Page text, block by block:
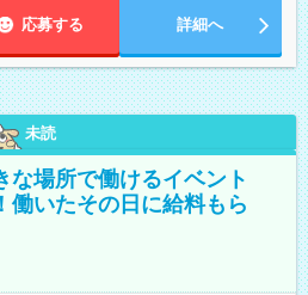
応募する 詳細へ
未読
な場所で働けるイベント
いたその日に給料もら